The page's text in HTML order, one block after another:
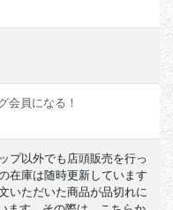
会員になる！
プ以外でも店頭販売を行っ
在庫は随時更新しています
いただいた商品が品切れに